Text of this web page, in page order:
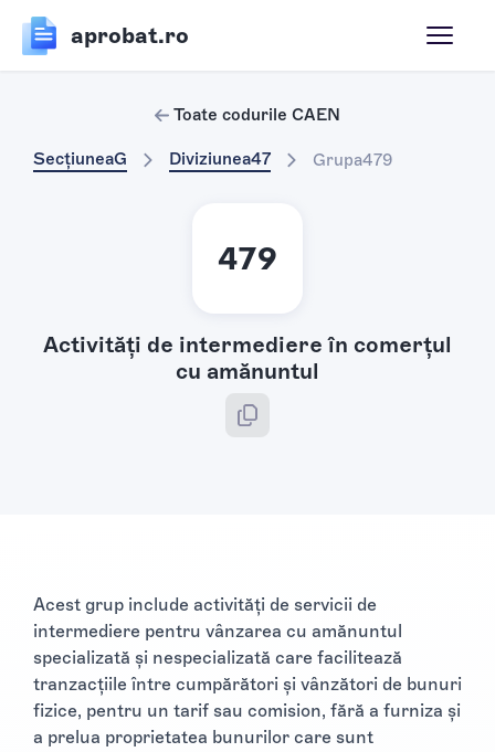
aprobat.ro
Toate codurile CAEN
SecțiuneaG Diviziunea47 Grupa479
479
Activităţi de intermediere în comerţul
cu amănuntul
Acest grup include activități de servicii de
intermediere pentru vânzarea cu amănuntul
specializată și nespecializată care facilitează
tranzacțiile între cumpărători și vânzători de bunuri
fizice, pentru un tarif sau comision, fără a furniza și
a prelua proprietatea bunurilor care sunt